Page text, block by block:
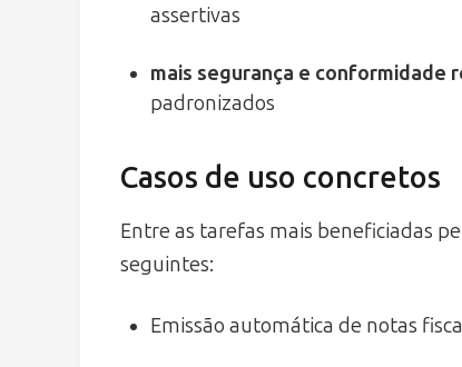
assertivas
mais segurança e conformidade
padronizados
Casos de uso concretos
Entre as tarefas mais beneficiadas
seguintes:
Emissão automática de notas